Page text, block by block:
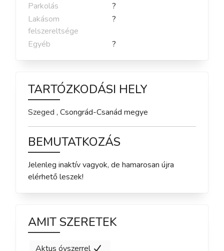
Parkolás
?
Lakásom
felszereltsége
?
Egyéb ?
TARTÓZKODÁSI HELY
Szeged , Csongrád-Csanád megye
BEMUTATKOZÁS
Jelenleg inaktív vagyok, de hamarosan újra
elérhető leszek!
AMIT SZERETEK
Aktus óvszerrel